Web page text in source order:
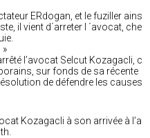
ERdogan, et le fuziller ains
il vient d´arreter l ´avocat, che
l’avocat Selcut Kozagacli, c
sur fonds de sa récente
de défendre les causes
Kozagacli à son arrivée à l’a